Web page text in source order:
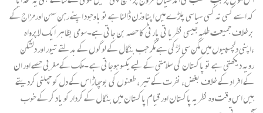
کہ اسے کسی نہ کسی سیاسی پلڑے میں اپنا وزن ڈالنا ہے تو باوجود اپنے رہن سہن اورمزاج کے
برخلاف جمیعت طلبہ جیسی نظریا تی پارٹی کا حصہ بن جاتی ہے۔سومی بظاہر ایک لاپرواہ
،اپنی دلچسپیوں میں مگن سی لڑ کی ہے مگر جب بنگال کے لوگوں کے بدلتے تیور اور دلشکن
رویہ دیکھتی ہے تو پاکستان کی سلامتی کے لیے یکسو ہوجاتی ہے ۔ملک کے مغربی حصے اور ان
کے افراد کے خلاف بغض، نفرت کے تیر ، طعنوں کی بوچھاڑ اس کے دل کو چھلنی کردیتے
ہیں اس وقت وہ نظریہ پاکستان اور قیام پاکستان میں بنگال کے کردار کو یاد کر کے خوب